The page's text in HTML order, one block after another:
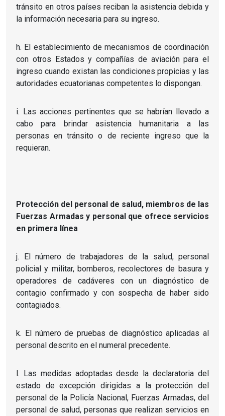
tránsito en otros países reciban la asistencia debida y
la información necesaria para su ingreso.
h. El establecimiento de mecanismos de coordinación
con otros Estados y compañías de aviación para el
ingreso cuando existan las condiciones propicias y las
autoridades ecuatorianas competentes lo dispongan.
i. Las acciones pertinentes que se habrían llevado a
cabo para brindar asistencia humanitaria a las
personas en tránsito o de reciente ingreso que la
requieran.
Protección del personal de salud, miembros de las
Fuerzas Armadas y personal que ofrece servicios
en primera línea
j. El número de trabajadores de la salud, personal
policial y militar, bomberos, recolectores de basura y
operadores de cadáveres con un diagnóstico de
contagio confirmado y con sospecha de haber sido
contagiados.
k. El número de pruebas de diagnóstico aplicadas al
personal descrito en el numeral precedente.
l. Las medidas adoptadas desde la declaratoria del
estado de excepción dirigidas a la protección del
personal de la Policía Nacional, Fuerzas Armadas, del
personal de salud, personas que realizan servicios en